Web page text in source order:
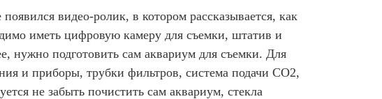
видео-ролик, в котором рассказывается, как
иметь цифровую камеру для съемки, штатив и
нужно подготовить сам аквариум для съемки. Для
и приборы, трубки фильтров, система подачи CO2,
не забыть почистить сам аквариум, стекла